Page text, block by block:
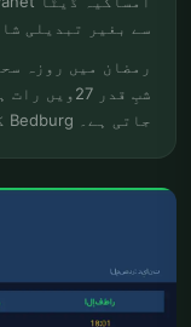
سے بغیر تبدیلی
رمضان میں روزہ
شبِ قدر
جاتی ہے۔ Bedburg کا کیلنڈر روزانہ اپ ڈیٹ ہوتا ہے۔